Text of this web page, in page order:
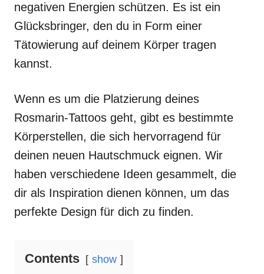
negativen Energien schützen. Es ist ein
Glücksbringer, den du in Form einer
Tätowierung auf deinem Körper tragen
kannst.
Wenn es um die Platzierung deines
Rosmarin-Tattoos geht, gibt es bestimmte
Körperstellen, die sich hervorragend für
deinen neuen Hautschmuck eignen. Wir
haben verschiedene Ideen gesammelt, die
dir als Inspiration dienen können, um das
perfekte Design für dich zu finden.
Contents show